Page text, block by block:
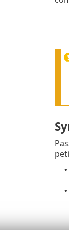
•
•